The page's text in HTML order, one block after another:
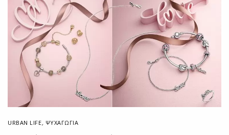
URBAN LIFE, ΨΥΧΑΓΩΓΙΑ